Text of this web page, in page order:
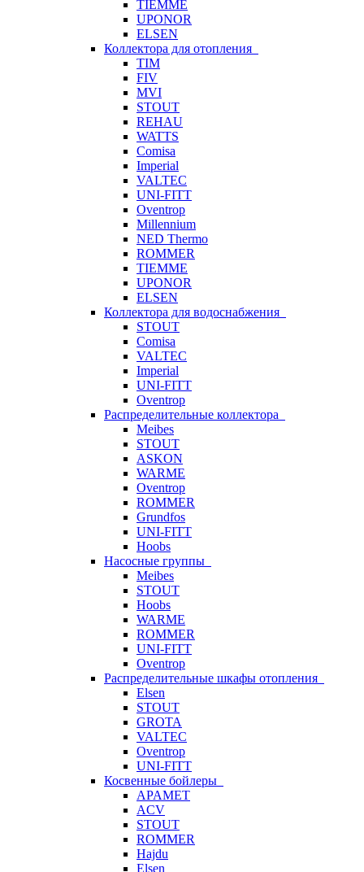
TIEMME
UPONOR
ELSEN
Коллектора для отопления
TIM
FIV
MVI
STOUT
REHAU
WATTS
Comisa
Imperial
VALTEC
UNI-FITT
Oventrop
Millennium
NED Thermo
ROMMER
TIEMME
UPONOR
ELSEN
Коллектора для водоснабжения
STOUT
Comisa
VALTEC
Imperial
UNI-FITT
Oventrop
Распределительные коллектора
Meibes
STOUT
ASKON
WARME
Oventrop
ROMMER
Grundfos
UNI-FITT
Hoobs
Насосные группы
Meibes
STOUT
Hoobs
WARME
ROMMER
UNI-FITT
Oventrop
Распределительные шкафы отопления
Elsen
STOUT
GROTA
VALTEC
Oventrop
UNI-FITT
Косвенные бойлеры
APAMET
ACV
STOUT
ROMMER
Hajdu
Elsen